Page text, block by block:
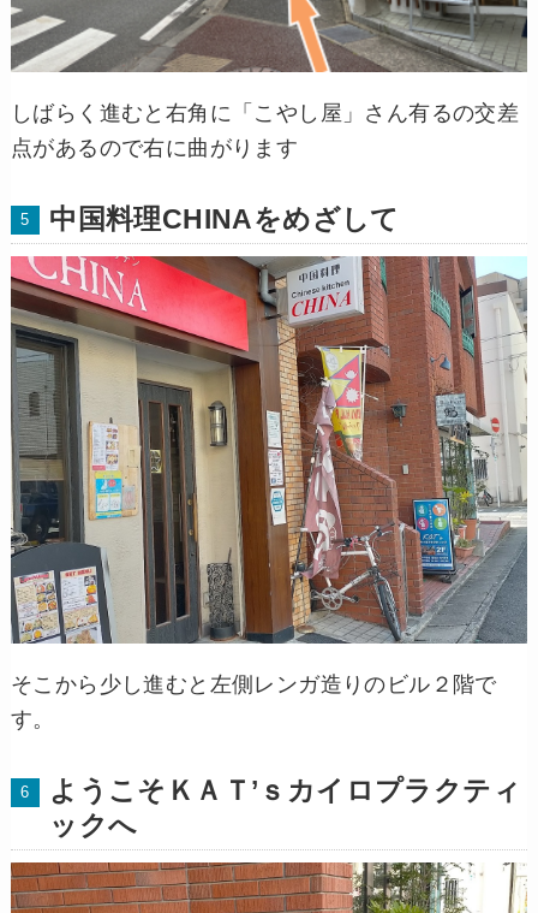
しばらく進むと右角に「こやし屋」さん有るの交差
点があるので右に曲がります
中国料理CHINAをめざして
そこから少し進むと左側レンガ造りのビル２階で
す。
ようこそＫＡＴ’ｓカイロプラクティ
ックへ